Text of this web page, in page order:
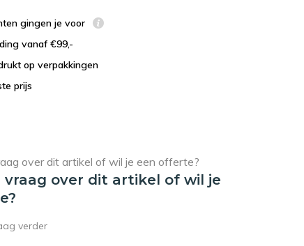
gingen je voor
vanaf €99,-
op verpakkingen
prijs
vraag over dit artikel of wil je
verder